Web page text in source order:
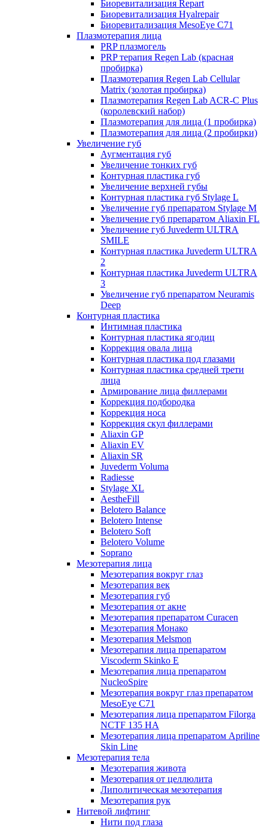
Биоревитализация Repart
Биоревитализация Hyalrepair
Биоревитализация MesoEye C71
Плазмотерапия лица
PRP плазмогель
PRP терапия Regen Lab (красная
пробирка)
Плазмотерапия Regen Lab Cellular
Matrix (золотая пробирка)
Плазмотерапия Regen Lab ACR-C Plus
(королевский набор)
Плазмотерапия для лица (1 пробирка)
Плазмотерапия для лица (2 пробирки)
Увеличение губ
Аугментация губ
Увеличение тонких губ
Контурная пластика губ
Увеличение верхней губы
Контурная пластика губ Stylage L
Увеличение губ препаратом Stylage M
Увеличение губ препаратом Aliaxin FL
Увеличение губ Juvederm ULTRA
SMILE
Контурная пластика Juvederm ULTRA
2
Контурная пластика Juvederm ULTRA
3
Увеличение губ препаратом Neuramis
Deep
Контурная пластика
Интимная пластика
Контурная пластика ягодиц
Коррекция овала лица
Контурная пластика под глазами
Контурная пластика средней трети
лица
Армирование лица филлерами
Коррекция подбородка
Коррекция носа
Коррекция скул филлерами
Aliaxin GP
Aliaxin EV
Aliaxin SR
Juvederm Voluma
Radiesse
Stylage XL
AestheFill
Belotero Balance
Belotero Intense
Belotero Soft
Belotero Volume
Soprano
Мезотерапия лица
Мезотерапия вокруг глаз
Мезотерапия век
Мезотерапия губ
Мезотерапия от акне
Мезотерапия препаратом Curacen
Мезотерапия Монако
Мезотерапия Melsmon
Мезотерапия лица препаратом
Viscoderm Skinko E
Мезотерапия лица препаратом
NucleoSpire
Мезотерапия вокруг глаз препаратом
MesoEye С71
Мезотерапия лица препаратом Filorga
NCTF 135 HA
Мезотерапия лица препаратом Apriline
Skin Line
Мезотерапия тела
Мезотерапия живота
Мезотерапия от целлюлита
Липолитическая мезотерапия
Мезотерапия рук
Нитевой лифтинг
Нити под глаза